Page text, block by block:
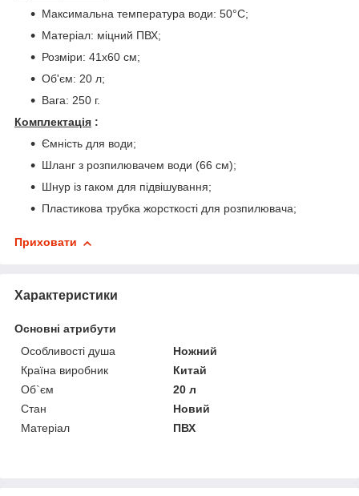
Максимальна температура води: 50°C;
Матеріал: міцний ПВХ;
Розміри: 41x60 см;
Об'єм: 20 л;
Вага: 250 г.
Комплектація :
Ємність для води;
Шланг з розпилювачем води (66 см);
Шнур із гаком для підвішування;
Пластикова трубка жорсткості для розпилювача;
Приховати
Характеристики
Основні атрибути
Особливості душа
Ножний
Країна виробник
Китай
Об`єм
20 л
Стан
Новий
Матеріал
ПВХ